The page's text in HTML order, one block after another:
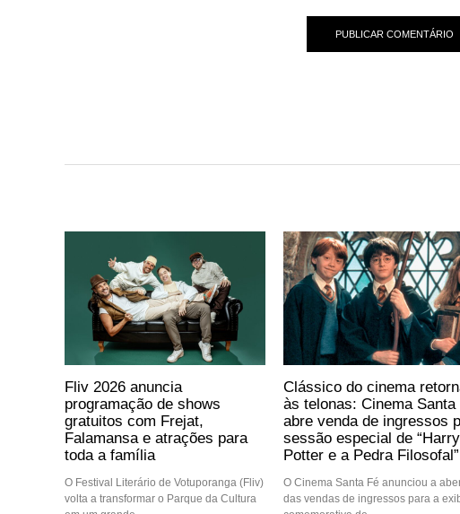
Fliv 2026 anuncia
programação de shows
gratuitos com Frejat,
Falamansa e atrações para
toda a família
O Festival Literário de Votuporanga (Fliv)
volta a transformar o Parque da Cultura
Clássico do cinema
às telonas: Cinema Santa
abre venda de ingressos
sessão especial de “Harry
Potter e a Pedra Filosofal”
O Cinema Santa Fé anunciou a
das vendas de ingressos para a